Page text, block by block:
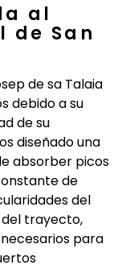
al
de San
de sa Talaia
debido a su
de su
diseñado una
absorber picos
de
del
trayecto,
para